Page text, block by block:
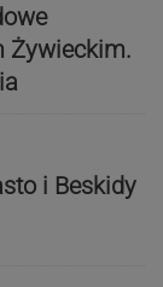
Żywieckim.
i Beskidy